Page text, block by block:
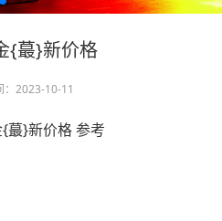
{蕞}新价格
：2023-10-11
蕞}新价格 参考